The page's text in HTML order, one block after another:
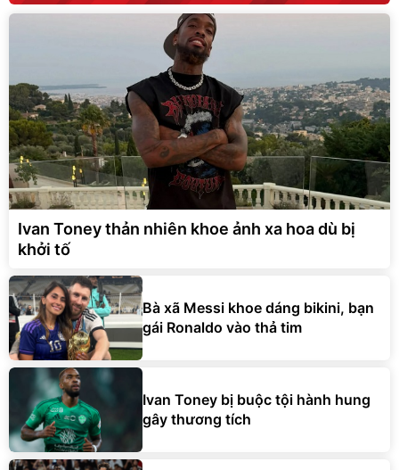
Ivan Toney thản nhiên khoe ảnh xa hoa dù bị
khởi tố
Bà xã Messi khoe dáng bikini, bạn
gái Ronaldo vào thả tim
Ivan Toney bị buộc tội hành hung
gây thương tích